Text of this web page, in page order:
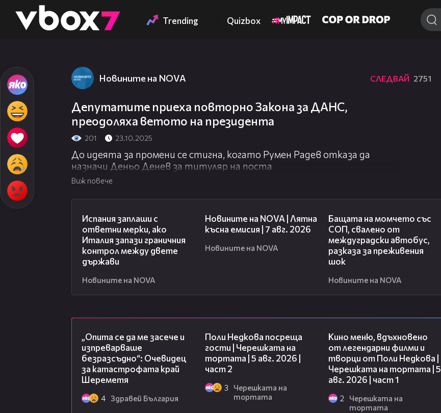
👾 Trending Quizbox
Новините на NOVA СЛЕДВАЙ 2751
Депутатите приеха повторно Закона за ДАНС,
преодоляха ветото на президента
201 23.10.2025
До идеята за промени се стигна, когато Румен Радев отказа да
назначи Деньо Денев за титуляр на поста
Виж повече
Испания заплаши с
ответни мерки, ако
Италия запази граничния
контрол между двете
държави
Новините на NOVA
Новините на NOVA | Лятна
късна емисия | 7 авг. 2026
Новините на NOVA
Бащата на момчето със
СОП, свалено от
междуградски автобус,
разказа за преживения
шок
Новините на NOVA
„Опита се да ме засече и
изпреварваше
безразсъдно“: Очевидец
за катастрофата край
Шереметя
4 Здравей България
Поли Недкова посреща
гости | Черешката на
тортата | 5 авг. 2026 |
част 2
3
Черешката на
тортата
Кино меню, вдъхновено
от легендарни филми и
творци от Поли Недкова |
Черешката на тортата | 5
авг. 2026 | част 1
2
Черешката на
тортата